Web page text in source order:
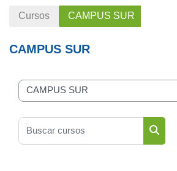
Cursos CAMPUS SUR
CAMPUS SUR
Categorías
Buscar cursos